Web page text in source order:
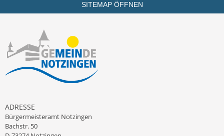
Klimaschutzagentur
SITEMAP ÖFFNEN
ADRESSE
Bürgermeisteramt Notzingen
Bachstr. 50